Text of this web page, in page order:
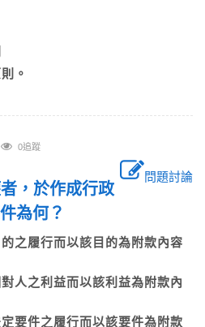
。
0追蹤
問題討論
，於作成行政
為何？
之履行而以該目的為附款內容
人之利益而以該利益為附款內
要件之履行而以該要件為附款